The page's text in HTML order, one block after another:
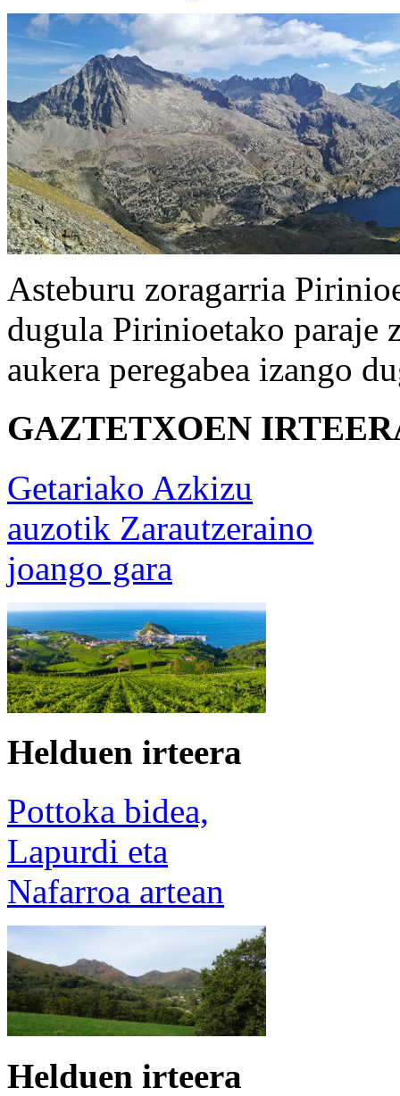
Asteburu zoragarria
dugula Pirinioetako paraje
aukera peregabea izango
GAZTETXOEN
Getariako Azkizu
auzotik Zarautzeraino
joango gara
Helduen irteera
Pottoka bidea,
Lapurdi eta
Nafarroa artean
Helduen irteera